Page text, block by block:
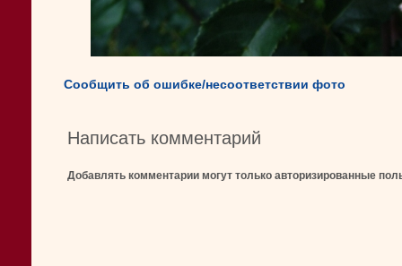
Сообщить об ошибке/несоответствии фото
Написать комментарий
Добавлять комментарии могут только авторизированные